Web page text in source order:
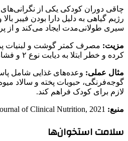
چاقی دوران کودکی یکی از
رژیم گیاهی به دلیل دارا بودن فیبر
سیری طولانی‌مدت ایجاد می‌کند و از
مزیت: مصرف کمتر گوشت و لبنیات
کرده و خطر ابتلا به دیابت نوع ۲ و فشار خون بالا را کاهش می‌دهد.
مثال عملی: وعده‌های غذایی شامل
گوجه‌فرنگی، حبوبات پخته و سالاد
لازم برای کودک فراهم کند.
منبع:
سلامت استخوان‌ها